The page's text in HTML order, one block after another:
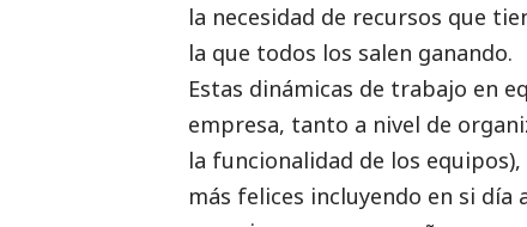
la necesidad de recursos que
la que todos los salen ganando.
Estas dinámicas de trabajo en
empresa, tanto a nivel de
la funcionalidad de los
más felices incluyendo en si día